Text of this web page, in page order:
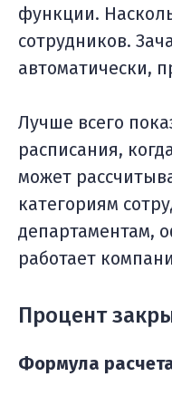
функции.
сотрудников.
автоматически,
Лучше всего
расписания,
может
категориям
департаментам,
работает
Процент
Формула